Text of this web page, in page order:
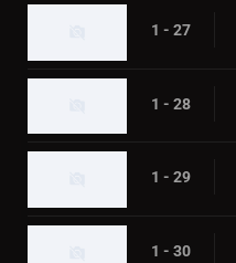
1 - 27
1 - 28
1 - 29
1 - 30